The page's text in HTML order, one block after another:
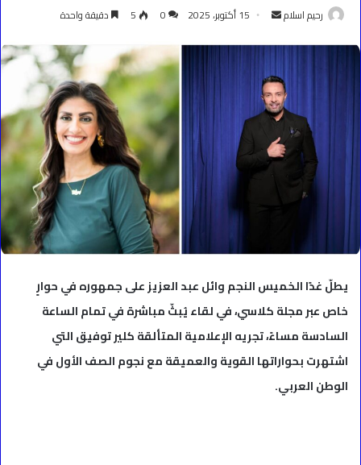
رحيم اسلام
أرسل
إلكترونيا
15 أكتوبر، 2025 0
5 دقيقة واحدة
يطلّ غدًا الخميس النجم وائل عبد العزيز على جمهوره في حوارٍ
خاص عبر مجلة كلاسي، في لقاء يُبثّ مباشرة في تمام الساعة
السادسة مساءً، تجريه الإعلامية المتألقة كلير توفيق التي
اشتهرت بحواراتها القوية والعميقة مع نجوم الصف الأول في
الوطن العربي.